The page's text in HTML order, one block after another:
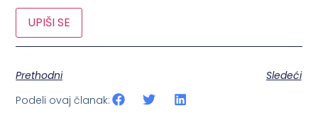
UPIŠI SE
Prethodni
Sledeći
Podeli ovaj članak: